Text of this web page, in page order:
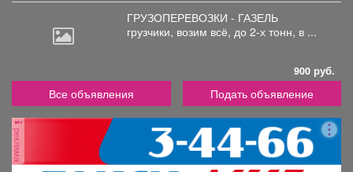
ГРУЗОПЕРЕВОЗКИ - ГАЗЕЛЬ
грузчики, возим всё, до 2-х тонн, в ...
900 руб.
Все объявления Подать объявление
реклама